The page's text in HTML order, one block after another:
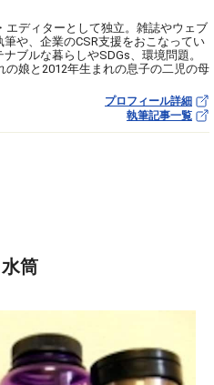
エディターとして独立。雑誌やウェブ
や、企業のCSR支援をおこなってい
ブルな暮らしやSDGs、環境問題。
の娘と2012年生まれの息子の二児の母
プロフィール詳細
執筆記事一覧
筒